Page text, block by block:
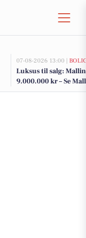
07-08-2026 13:00 |
Luksus til salg:
9.000.000 kr – Se
her